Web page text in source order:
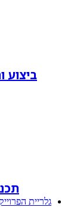
ביצוע
גלריית